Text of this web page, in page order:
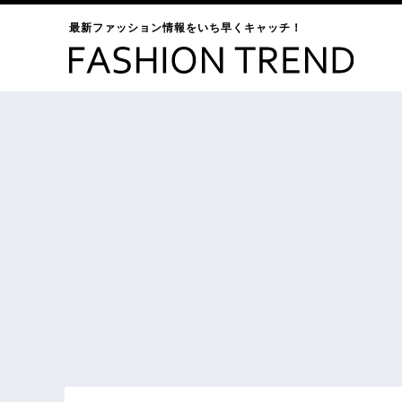
最新ファッション情報をいち早くキャッチ！